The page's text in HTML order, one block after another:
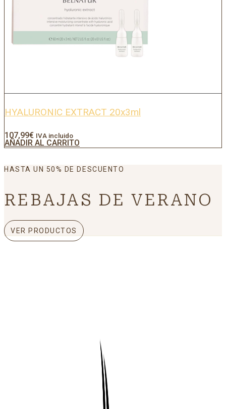
HYALURONIC EXTRACT 20x3ml
107,99€ IVA incluido
AÑADIR AL CARRITO
HASTA UN 50% DE DESCUENTO
REBAJAS DE VERANO
VER PRODUCTOS